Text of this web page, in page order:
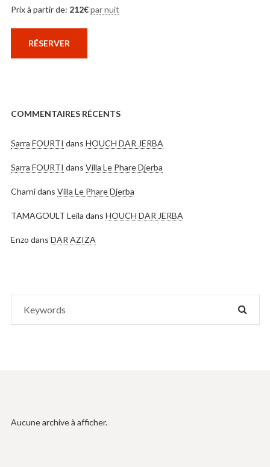
Prix à partir de: 212€ par nuit
RÉSERVER
COMMENTAIRES RÉCENTS
Sarra FOURTI dans HOUCH DAR JERBA
Sarra FOURTI dans Villa Le Phare Djerba
Charnidans Villa Le Phare Djerba
TAMAGOULT Leila dans HOUCH DAR JERBA
Enzo dans DAR AZIZA
Aucune archive à afficher.